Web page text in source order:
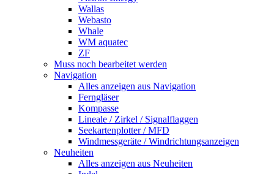
Wallas
Webasto
Whale
WM aquatec
ZF
Muss noch bearbeitet werden
Navigation
Alles anzeigen aus Navigation
Ferngläser
Kompasse
Lineale / Zirkel / Signalflaggen
Seekartenplotter / MFD
Windmessgeräte / Windrichtungsanzeigen
Neuheiten
Alles anzeigen aus Neuheiten